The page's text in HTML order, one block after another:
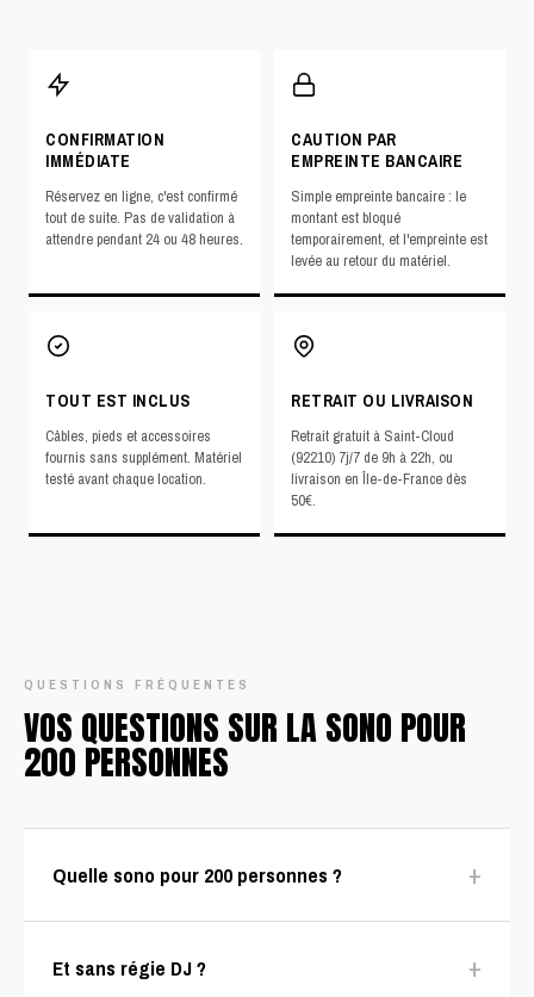
CONFIRMATION
IMMÉDIATE
Réservez en ligne, c'est confirmé
tout de suite. Pas de validation à
attendre pendant 24 ou 48 heures.
CAUTION PAR
EMPREINTE BANCAIRE
Simple empreinte bancaire : le
montant est bloqué
temporairement, et l'empreinte est
levée au retour du matériel.
TOUT EST INCLUS
Câbles, pieds et accessoires
fournis sans supplément. Matériel
testé avant chaque location.
RETRAIT OU LIVRAISON
Retrait gratuit à Saint-Cloud
(92210) 7j/7 de 9h à 22h, ou
livraison en Île-de-France dès
50€.
QUESTIONS FRÉQUENTES
VOS QUESTIONS SUR LA SONO POUR
200 PERSONNES
Quelle sono pour 200 personnes ? +
Et sans régie DJ ? +